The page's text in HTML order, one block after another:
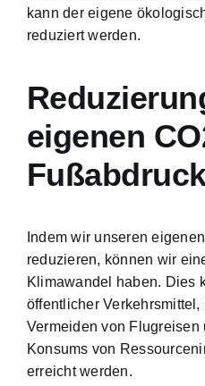
kann der eigene
reduziert werden.
eigenen
Indem wir unseren
reduzieren, können wir
Klimawandel haben. Dies
öffentlicher Verkehrsmittel,
Vermeiden von
Konsums von
erreicht werden.